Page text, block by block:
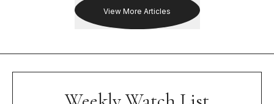
View More Articles